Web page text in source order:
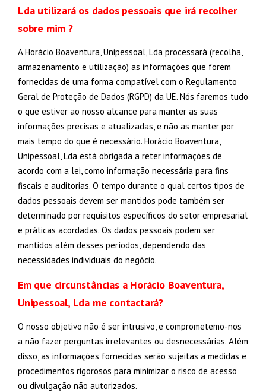
Lda utilizará os dados pessoais que irá recolher
sobre mim ?
A Horácio Boaventura, Unipessoal, Lda processará (recolha,
armazenamento e utilização) as informações que forem
fornecidas de uma forma compatível com o Regulamento
Geral de Proteção de Dados (RGPD) da UE. Nós faremos tudo
o que estiver ao nosso alcance para manter as suas
informações precisas e atualizadas, e não as manter por
mais tempo do que é necessário. Horácio Boaventura,
Unipessoal, Lda está obrigada a reter informações de
acordo com a lei, como informação necessária para fins
fiscais e auditorias. O tempo durante o qual certos tipos de
dados pessoais devem ser mantidos pode também ser
determinado por requisitos específicos do setor empresarial
e práticas acordadas. Os dados pessoais podem ser
mantidos além desses períodos, dependendo das
necessidades individuais do negócio.
Em que circunstâncias a Horácio Boaventura,
Unipessoal, Lda me contactará?
O nosso objetivo não é ser intrusivo, e comprometemo-nos
a não fazer perguntas irrelevantes ou desnecessárias. Além
disso, as informações fornecidas serão sujeitas a medidas e
procedimentos rigorosos para minimizar o risco de acesso
ou divulgação não autorizados.